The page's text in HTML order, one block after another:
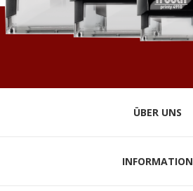
ÜBER UNS
INFORMATION